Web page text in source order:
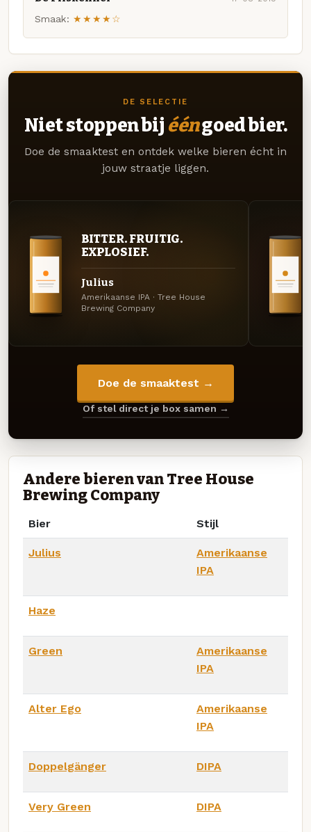
Smaak: ★★★★☆
DE SELECTIE
Niet stoppen bij ééngoed bier.
Doe de smaaktest en ontdek welke bieren écht in
jouw straatje liggen.
BITTER. FRUITIG.
EXPLOSIEF.
Julius
Amerikaanse IPA · Tree House
Brewing Company
Doe de smaaktest →
Of stel direct je box samen →
Andere bieren van Tree House
Brewing Company
Bier Stijl
Julius
Amerikaanse
IPA
Haze
Green
Amerikaanse
IPA
Alter Ego
Amerikaanse
IPA
Doppelgänger DIPA
Very Green DIPA